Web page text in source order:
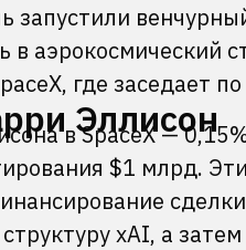
запустили
в аэрокосмический
где заседает
Эллисон
в SpaceX —
$1 млрд.
xAI, а